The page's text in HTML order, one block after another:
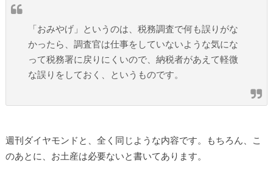
「おみやげ」というのは、税務調査で何も誤りがな
かったら、調査官は仕事をしていないような気にな
って税務署に戻りにくいので、納税者があえて軽微
な誤りをしておく、というものです。
週刊ダイヤモンドと、全く同じような内容です。もちろん、こ
のあとに、お土産は必要ないと書いてあります。